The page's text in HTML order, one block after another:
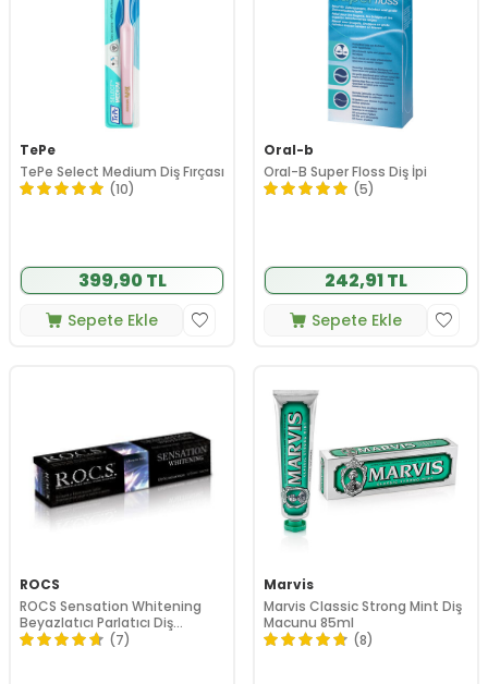
TePe
TePe Select Medium Diş Fırçası
(10)
399,90 TL
Sepete Ekle
Oral-b
Oral-B Super Floss Diş İpi
(5)
242,91 TL
Sepete Ekle
ROCS
ROCS Sensation Whitening
Beyazlatıcı Parlatıcı Diş
Macunu 60ml(7)
Marvis
Marvis Classic Strong Mint Diş
Macunu 85ml
(8)